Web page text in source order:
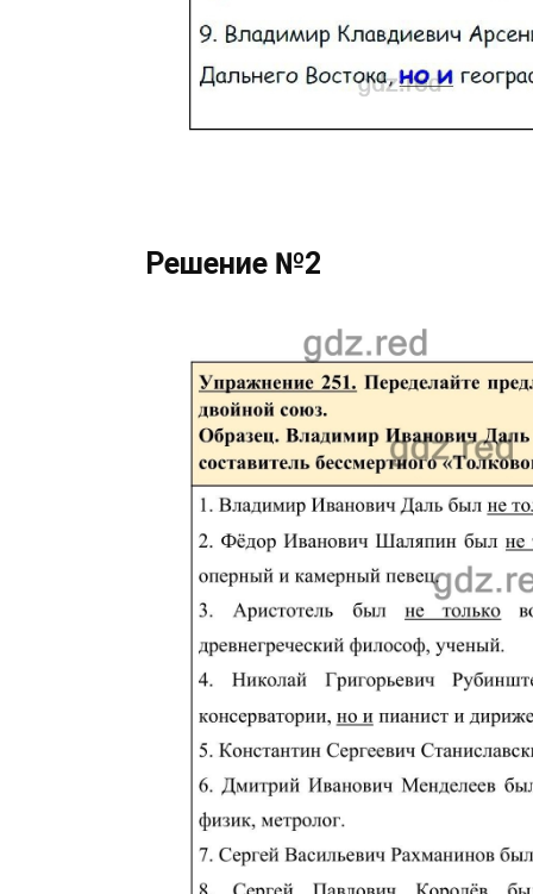
Решение №2